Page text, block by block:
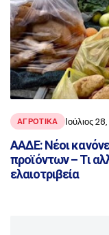
ΑΓΡΟΤΙΚΑ Ιούλιος
ΑΑΔΕ: Νέοι
προϊόντων – Τι
ελαιοτριβεία